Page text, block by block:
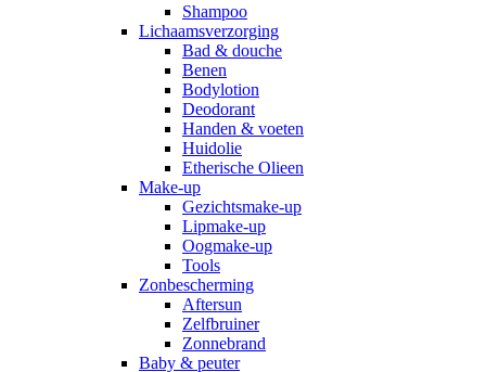
Shampoo
Lichaamsverzorging
Bad & douche
Benen
Bodylotion
Deodorant
Handen & voeten
Huidolie
Etherische Olieen
Make-up
Gezichtsmake-up
Lipmake-up
Oogmake-up
Tools
Zonbescherming
Aftersun
Zelfbruiner
Zonnebrand
Baby & peuter